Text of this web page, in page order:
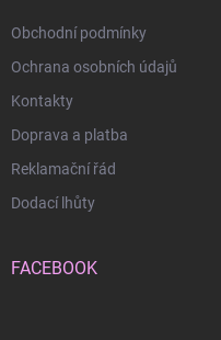
Obchodní podmínky
Ochrana osobních údajů
Kontakty
Doprava a platba
Reklamační řád
Dodací lhůty
FACEBOOK